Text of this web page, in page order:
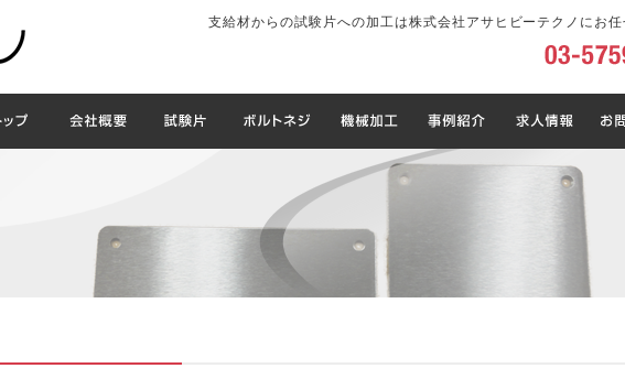
支給材からの試験片への加工は株式会社アサヒビーテクノにお任